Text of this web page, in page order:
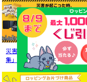
災害を乗り切るための「防災
集」